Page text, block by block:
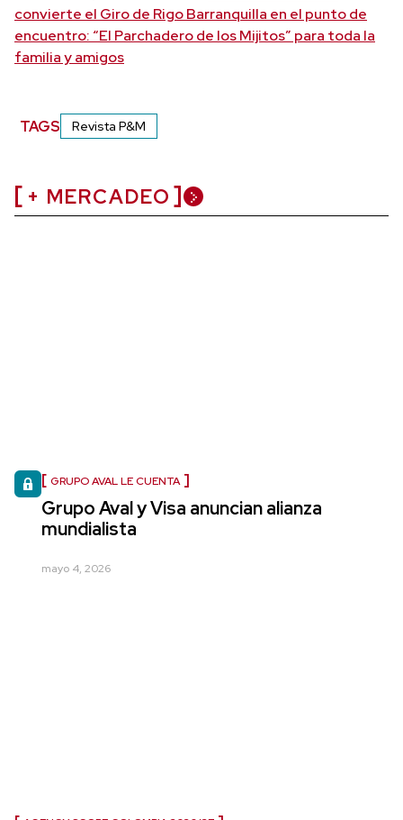
convierte el Giro de Rigo Barranquilla en el punto de
encuentro: “El Parchadero de los Mijitos” para toda la
familia y amigos
TAGS Revista P&M
+ MERCADEO
GRUPO AVAL LE CUENTA
Grupo Aval y Visa anuncian alianza
mundialista
mayo 4, 2026